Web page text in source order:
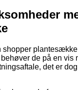
shopper
de på en vis
det er